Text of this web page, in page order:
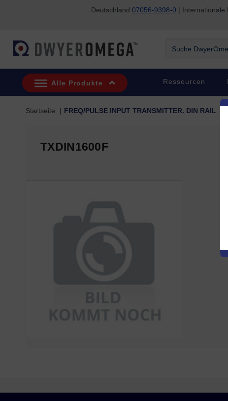
Deutschland 07056-9398-0 | Internationale
DwyerOmega
Alle Produkte Ressourcen
Startseite FREQ/PULSE INPUT TRANSMITTER. DIN RAIL
TXDIN1600F